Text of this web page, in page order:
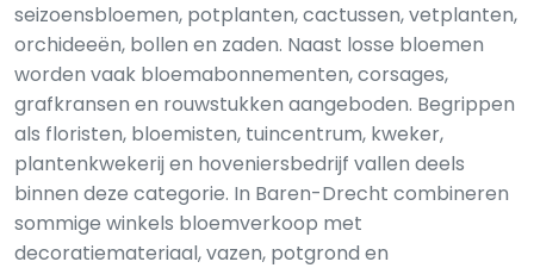
seizoensbloemen, potplanten, cactussen, vetplanten,
orchideeën, bollen en zaden. Naast losse bloemen
worden vaak bloemabonnementen, corsages,
grafkransen en rouwstukken aangeboden. Begrippen
als floristen, bloemisten, tuincentrum, kweker,
plantenkwekerij en hoveniersbedrijf vallen deels
binnen deze categorie. In Baren-Drecht combineren
sommige winkels bloemverkoop met
decoratiemateriaal, vazen, potgrond en